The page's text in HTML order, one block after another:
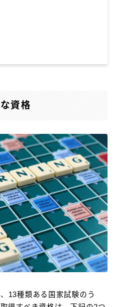
資格
13種類ある国家試験のう